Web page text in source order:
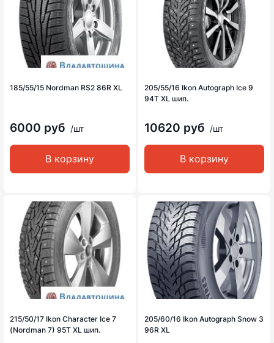
185/55/15 Nordman RS2 86R XL
6000 руб /шт
В корзину
205/55/16 Ikon Autograph Ice 9
94T XL шип.
10620 руб /шт
В корзину
215/50/17 Ikon Character Ice 7
(Nordman 7) 95T XL шип.
205/60/16 Ikon Autograph Snow 3
96R XL